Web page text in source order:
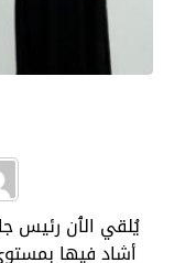
يُلقي الٱن رئيس
أشاد فيها